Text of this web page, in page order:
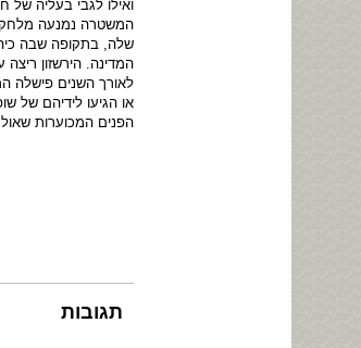
ואילו לגבי בעליה של
המשטרה נמנעה
שלה, בתקופה שבה
המדינה. הירשזון
לאורך השנים פישלה
או הגיעו לידיהם של
הפנים המכוערות
תגובות